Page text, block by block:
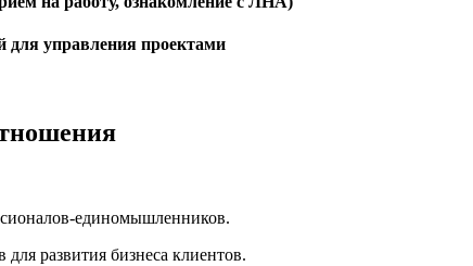
для управления проектами
единомышленников.
развития бизнеса клиентов.